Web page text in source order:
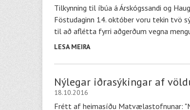
Tilkynning til íbúa á Árskógssandi og
Föstudaginn 14. október voru tekin tvö
til að aflétta fyrri aðgerðum vegna
LESA MEIRA
Nýlegar iðrasýkingar af
18.10.2016
Frétt af heimasíðu Matvælastofnunar: